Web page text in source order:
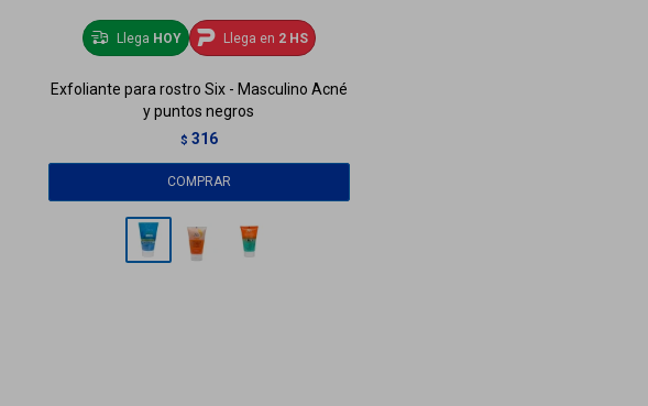
Llega HOY Llega en 2 HS
Exfoliante para rostro Six - Masculino Acné
y puntos negros
$ 316